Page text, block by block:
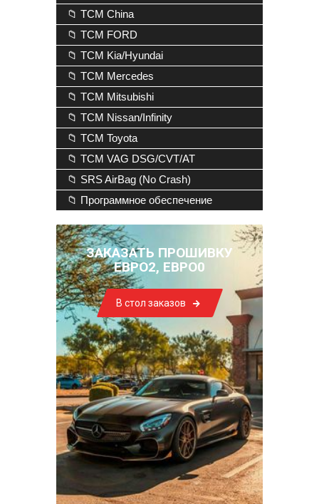
📁 TCM China
📁 TCM FORD
📁 TCM Kia/Hyundai
📁 TCM Mercedes
📁 TCM Mitsubishi
📁 TCM Nissan/Infinity
📁 TCM Toyota
📁 TCM VAG DSG/CVT/AT
📁 SRS AirBag (No Crash)
📁 Программное обеспечение
ЗАКАЗАТЬ ПРОШИВКУ
ЕВРО2, ЕВРО0
В стол заказов